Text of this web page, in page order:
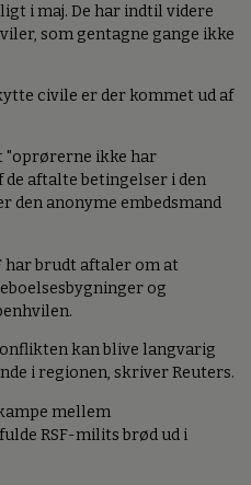
i maj. De har indtil videre
som gentagne gange ikke
civile er der kommet ud af
"oprørerne ikke har
aftalte betingelser i den
den anonyme embedsmand
har brudt aftaler om at
og
kan blive langvarig
i regionen, skriver Reuters.
mellem
RSF-milits brød ud i